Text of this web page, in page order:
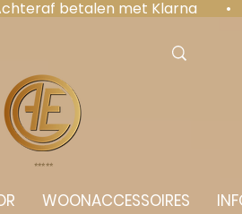
betalen met Klarna  •
⭐️⭐️⭐️⭐️⭐️
WOONACCESSOIRES